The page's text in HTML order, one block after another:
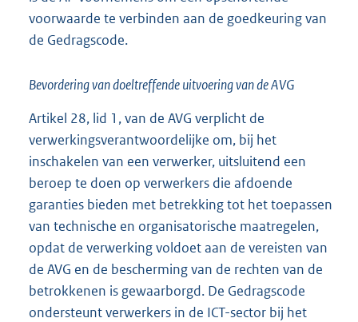
voorwaarde te verbinden aan de goedkeuring van
de Gedragscode.
Bevordering van doeltreffende uitvoering van de AVG
Artikel 28, lid 1, van de AVG verplicht de
verwerkingsverantwoordelijke om, bij het
inschakelen van een verwerker, uitsluitend een
beroep te doen op verwerkers die afdoende
garanties bieden met betrekking tot het toepassen
van technische en organisatorische maatregelen,
opdat de verwerking voldoet aan de vereisten van
de AVG en de bescherming van de rechten van de
betrokkenen is gewaarborgd. De Gedragscode
ondersteunt verwerkers in de ICT-sector bij het